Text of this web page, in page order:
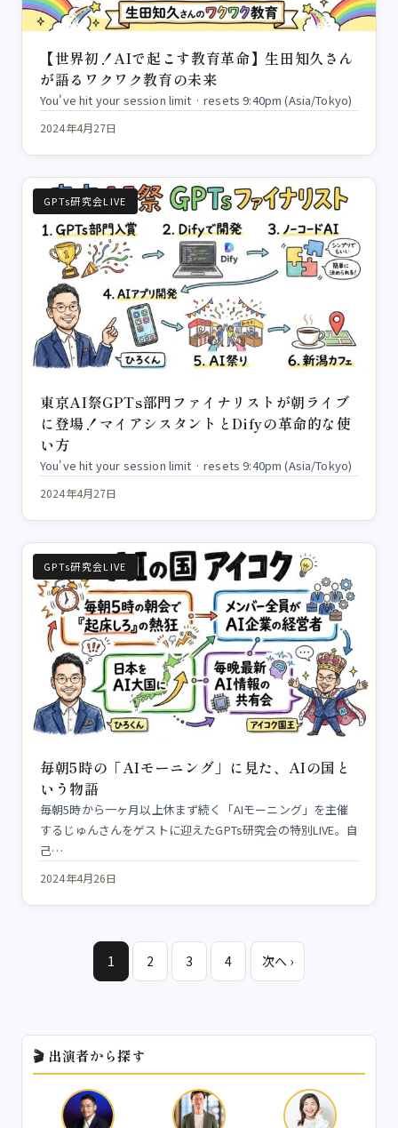
【世界初！AIで起こす教育革命】生田知久さん
が語るワクワク教育の未来
You've hit your session limit · resets 9:40pm (Asia/Tokyo)
2024年4月27日
GPTs研究会LIVE
東京AI祭GPTs部門ファイナリストが朝ライブ
に登場！マイアシスタントとDifyの革命的な使
い方
You've hit your session limit · resets 9:40pm (Asia/Tokyo)
2024年4月27日
GPTs研究会LIVE
毎朝5時の「AIモーニング」に見た、AIの国と
いう物語
毎朝5時から一ヶ月以上休まず続く「AIモーニング」を主催
するじゅんさんをゲストに迎えたGPTs研究会の特別LIVE。自
己…
2024年4月26日
1 2 3 4 次へ ›
🎬 出演者から探す